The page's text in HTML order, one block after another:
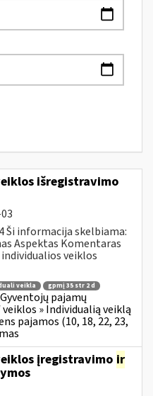
išregistravimo
Ši informacija skelbiama:
Aspektas Komentaras
veiklos
veikla gpmį 35 str 2 d
Gyventojų pajamų
» Individualią veiklą
pajamos (10, 18, 22, 23,
įregistravimo ir